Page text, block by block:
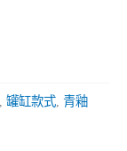
罐缸款式 青釉